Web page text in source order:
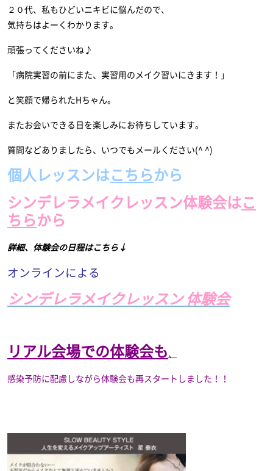
２０代、私もひどいニキビに悩んだので、
気持ちはよーくわかります。
頑張ってくださいね♪
「病院実習の前にまた、実習用のメイク習いにきます！」
と笑顔で帰られたHちゃん。
またお会いできる日を楽しみにお待ちしています。
質問などありましたら、いつでもメールください(^ ^)
個人レッスンはこちらから
シンデレラメイクレッスン体験会はこ
ちらから
詳細、体験会の日程はこちら↓
オンラインによる
シンデレラメイクレッスン 体験会
リアル会場での体験会も、
感染予防に配慮しながら体験会も再スタートしました！！